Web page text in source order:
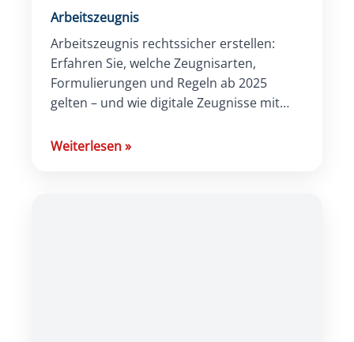
Arbeitszeugnis
Arbeitszeugnis rechtssicher erstellen:
Erfahren Sie, welche Zeugnisarten,
Formulierungen und Regeln ab 2025
gelten – und wie digitale Zeugnisse mit
Weiterlesen»